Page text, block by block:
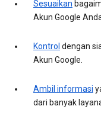
Sesuaikan
Akun Google
Kontrol dengan
Akun Google.
Ambil informasi
dari banyak